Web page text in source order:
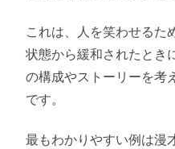
これは、人を笑わせるた
状態から緩和されたとき
の構成やストーリーを考
です。
最もわかりやすい例は漫